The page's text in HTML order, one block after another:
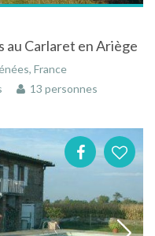
au Carlaret en Ariège
France
13 personnes